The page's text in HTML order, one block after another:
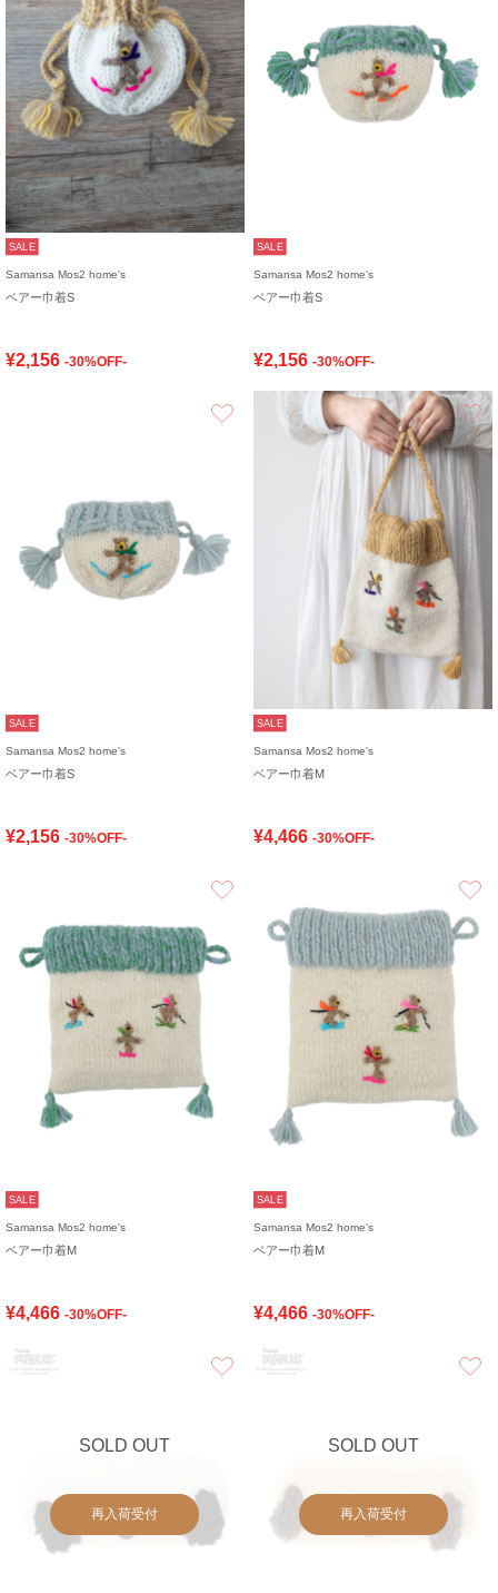
SALE
Samansa Mos2 home's
ベアー巾着S
¥2,156 -30%OFF-
SALE
Samansa Mos2 home's
ベアー巾着S
¥2,156 -30%OFF-
お気に入り
SALE
Samansa Mos2 home's
ベアー巾着S
¥2,156 -30%OFF-
SALE
Samansa Mos2 home's
ベアー巾着M
¥4,466 -30%OFF-
SALE
Samansa Mos2 home's
ベアー巾着M
¥4,466 -30%OFF-
SALE
Samansa Mos2 home's
ベアー巾着M
¥4,466 -30%OFF-
SOLD OUT
再入荷受付
お気に入り
SOLD OUT
再入荷受付